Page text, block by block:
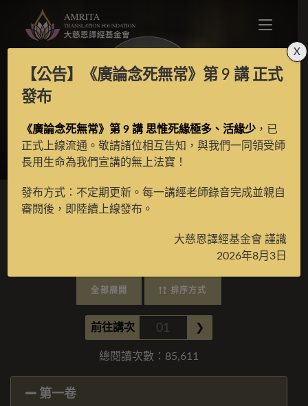
> 線上課程 > 師長開示 > 真如老師 > 修心八偈淺釋
真如老師 》修心八偈淺釋
全部展開 排序方式
前往講次 ❯
總閱讀次數： 85,611
第一卷
【公告】 《廣論念死無常》第 9 講正式
發布
《廣論念死無常》第 9 講 思惟死緣極多、活緣少 ，已
正式上線流通。敬請諸位相互告知，與我們一同領受師
長用生命為我們宣講的無上法寶！
發布方式：不定期更新。每一講經老師錄音完成並親自
審閱後，即陸續上線發布。
大慈恩譯經基金會 謹識
2026年8月3日
X